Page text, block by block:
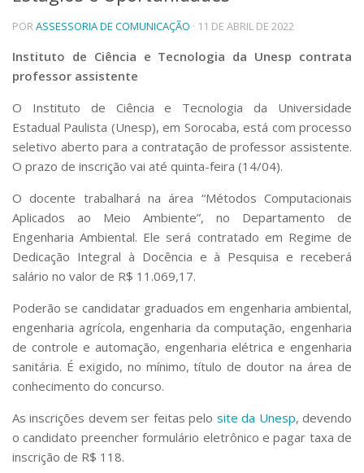
Pessoas
Ensino
Graduação
Educação a distância
Cursos de Extensão
Pesquisa e Inovação
Centros, Núcleos e Projetos em Rede
Pós-doutorado
Iniciação Científica
Transferência de Tecnologia
Empresas Juniores
Projetos, Programas e Cursos
Artes, Cultura e Esportes
Museus e Espaços Interativos
Serviços
Apoio ao Estudante
Segurança, Trânsito e Prevenção
RH, Administrativo e Financeiro
Outros serviços
PORASSESSORIA DE COMUNICAÇÃO · 11 DE ABRIL DE 2022
Instituto de Ciência e Tecnologia da Unesp contrata
professor assistente
O Instituto de Ciência e Tecnologia da Universidade
Estadual Paulista (Unesp), em Sorocaba, está com processo
seletivo aberto para a contratação de professor assistente.
O prazo de inscrição vai até quinta-feira (14/04).
O docente trabalhará na área “Métodos Computacionais
Aplicados ao Meio Ambiente”, no Departamento de
Engenharia Ambiental. Ele será contratado em Regime de
Dedicação Integral à Docência e à Pesquisa e receberá
salário no valor de R$ 11.069,17.
Poderão se candidatar graduados em engenharia ambiental,
engenharia agrícola, engenharia da computação, engenharia
de controle e automação, engenharia elétrica e engenharia
sanitária. É exigido, no mínimo, título de doutor na área de
conhecimento do concurso.
As inscrições devem ser feitas pelo site da Unesp, devendo
o candidato preencher formulário eletrônico e pagar taxa de
inscrição de R$ 118.